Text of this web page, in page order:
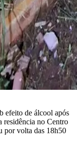
efeito de álcool após
residência no Centro
por volta das 18h50